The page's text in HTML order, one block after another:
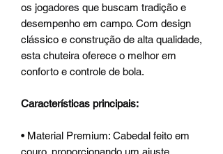
os jogadores que buscam tradição e
desempenho em campo. Com design
clássico e construção de alta qualidade,
esta chuteira oferece o melhor em
conforto e controle de bola.
Características principais:
• Material Premium: Cabedal feito em
couro, proporcionando um ajuste